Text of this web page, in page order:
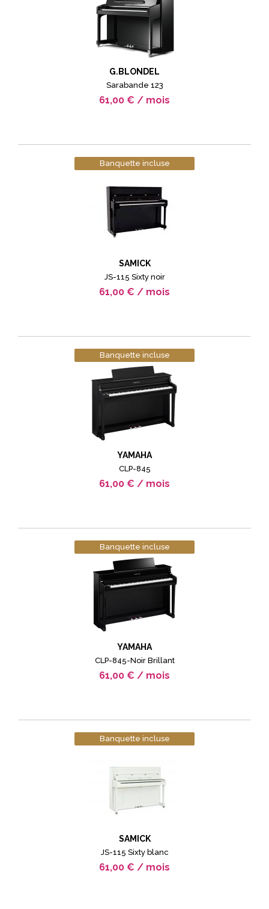
G.BLONDEL
Sarabande 123
61,00 € / mois
Banquette incluse
SAMICK
JS-115 Sixty noir
61,00 € / mois
Banquette incluse
YAMAHA
CLP-845
61,00 € / mois
Banquette incluse
YAMAHA
CLP-845-Noir Brillant
61,00 € / mois
Banquette incluse
SAMICK
JS-115 Sixty blanc
61,00 € / mois